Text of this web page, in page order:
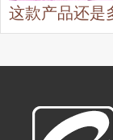
这款产品还是